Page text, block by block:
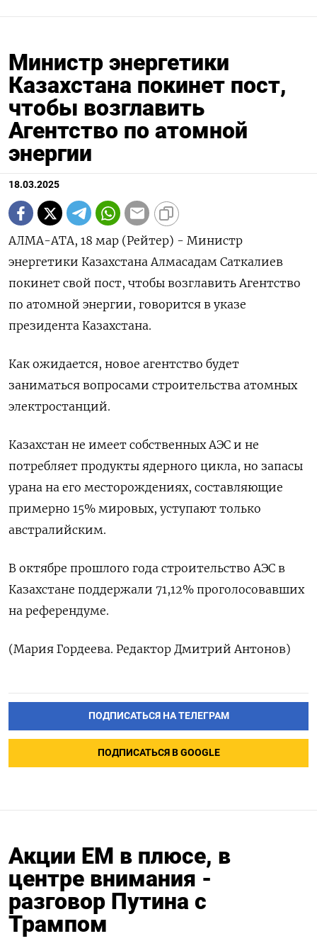
Министр энергетики
Казахстана покинет пост,
чтобы возглавить
Агентство по атомной
энергии
18.03.2025
АЛМА-АТА, 18 мар (Рейтер) - Министр
энергетики Казахстана Алмасадам Саткалиев
покинет свой пост, чтобы возглавить Агентство
по атомной энергии, говорится в указе
президента Казахстана.
Как ожидается, новое агентство будет
заниматься вопросами строительства атомных
электростанций.
Казахстан не имеет собственных АЭС и не
потребляет продукты ядерного цикла, но запасы
урана на его месторождениях, составляющие
примерно 15% мировых, уступают только
австралийским.
В октябре прошлого года строительство АЭС в
Казахстане поддержали 71,12% проголосовавших
на референдуме.
(Мария Гордеева. Редактор Дмитрий Антонов)
ПОДПИСАТЬСЯ НА ТЕЛЕГРАМ
ПОДПИСАТЬСЯ В GOOGLE
Акции EM в плюсе, в
центре внимания -
разговор Путина с
Трампом